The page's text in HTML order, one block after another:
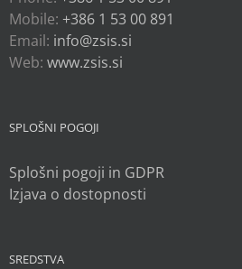
Mobile: +386 1 53 00 891
Email: info@zsis.si
Web: www.zsis.si
SPLOŠNI POGOJI
Splošni pogoji in GDPR
Izjava o dostopnosti
SREDSTVA